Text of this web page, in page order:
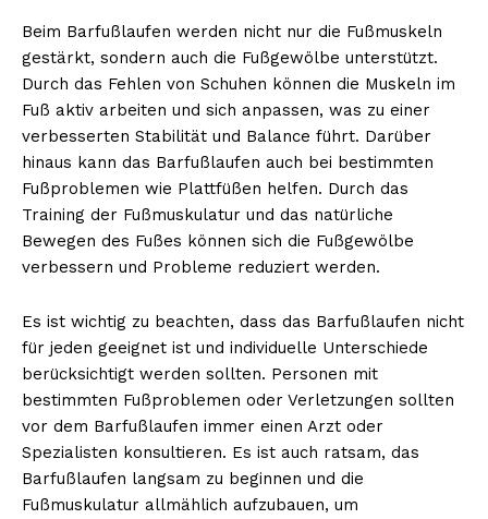
Beim Barfußlaufen werden nicht nur die Fußmuskeln
gestärkt, sondern auch die Fußgewölbe unterstützt.
Durch das Fehlen von Schuhen können die Muskeln im
Fuß aktiv arbeiten und sich anpassen, was zu einer
verbesserten Stabilität und Balance führt. Darüber
hinaus kann das Barfußlaufen auch bei bestimmten
Fußproblemen wie Plattfüßen helfen. Durch das
Training der Fußmuskulatur und das natürliche
Bewegen des Fußes können sich die Fußgewölbe
verbessern und Probleme reduziert werden.
Es ist wichtig zu beachten, dass das Barfußlaufen nicht
für jeden geeignet ist und individuelle Unterschiede
berücksichtigt werden sollten. Personen mit
bestimmten Fußproblemen oder Verletzungen sollten
vor dem Barfußlaufen immer einen Arzt oder
Spezialisten konsultieren. Es ist auch ratsam, das
Barfußlaufen langsam zu beginnen und die
Fußmuskulatur allmählich aufzubauen, um